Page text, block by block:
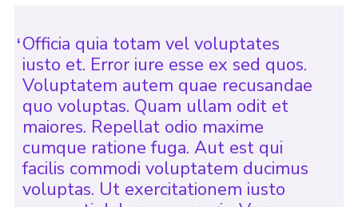
Officia quia totam vel voluptates
iusto et. Error iure esse ex sed quos.
Voluptatem autem quae recusandae
quo voluptas. Quam ullam odit et
maiores. Repellat odio maxime
cumque ratione fuga. Aut est qui
facilis commodi voluptatem ducimus
voluptas. Ut exercitationem iusto